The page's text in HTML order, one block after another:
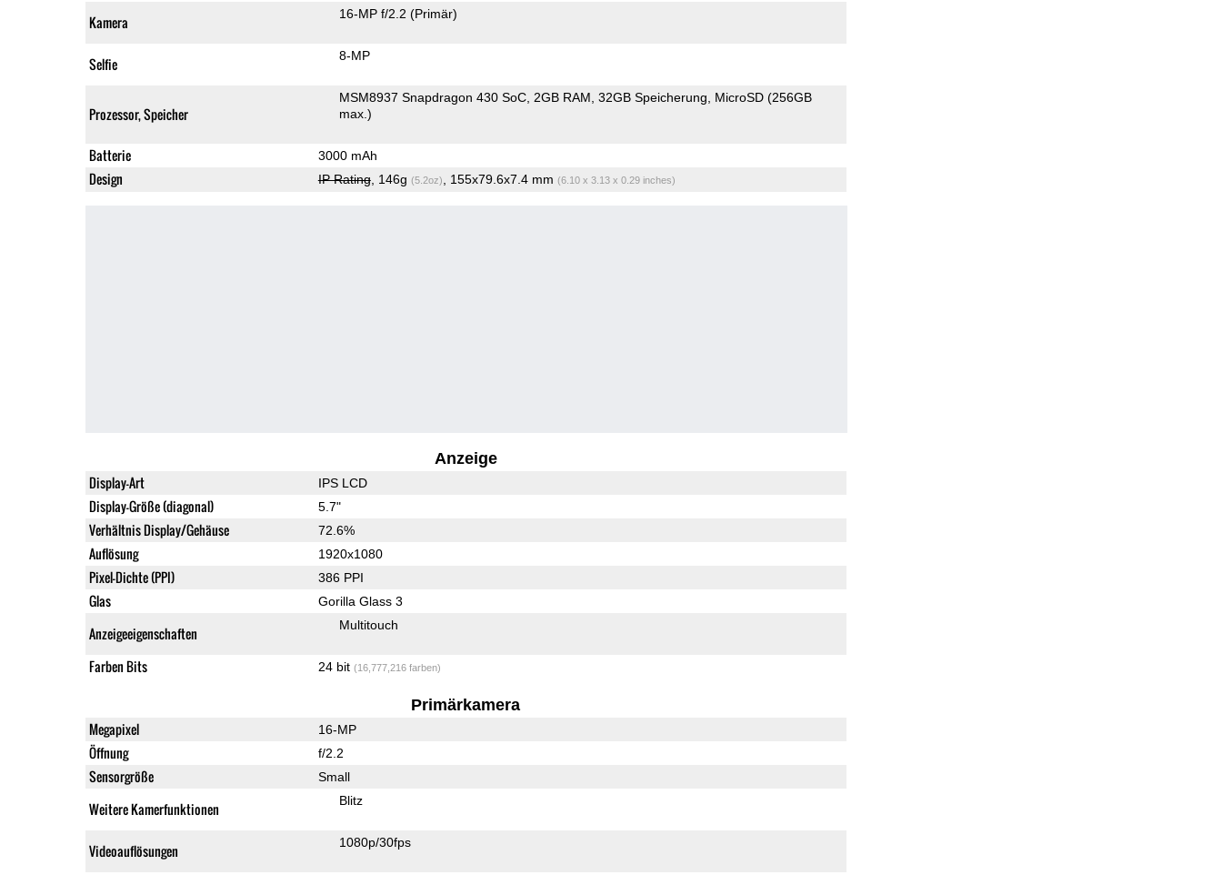
Kamera 16-MP f/2.2 (Primär)
Selfie 8-MP
Prozessor, Speicher
MSM8937 Snapdragon 430 SoC 2GB RAM 32GB Speicherung
MicroSD (256GB
max.)
Batterie 3000 mAh
Design IP Rating, 146g (5.2oz) , 155x79.6x7.4 mm (6.10 x 3.13 x 0.29 inches)
Anzeige
Display-Art IPS LCD
Display-Größe (diagonal) 5.7"
Verhältnis Display/Gehäuse 72.6%
Auflösung 1920x1080
Pixel-Dichte (PPI) 386 PPI
Glas Gorilla Glass 3
Anzeigeeigenschaften Multitouch
Farben Bits 24 bit (16,777,216 farben)
Primärkamera
Megapixel 16-MP
Öffnung f/2.2
Sensorgröße Small
Weitere Kamerfunktionen Blitz
Videoauflösungen 1080p/30fps